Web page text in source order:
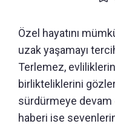
Özel hayatını
uzak yaşamayı
Terlemez,
birlikteliklerini
sürdürmeye
haberi ise